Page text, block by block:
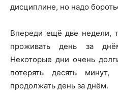
дисциплине, но надо
Впереди ещё две недели,
проживать день за
Некоторые дни очень
потерять десять
продолжать день за днём.